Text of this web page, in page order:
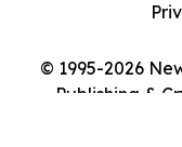
© 1995-2026
Publishing &